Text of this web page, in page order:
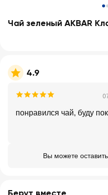
Чай зеленый AKBAR
4.9
понравился чай, буду
Вы можете